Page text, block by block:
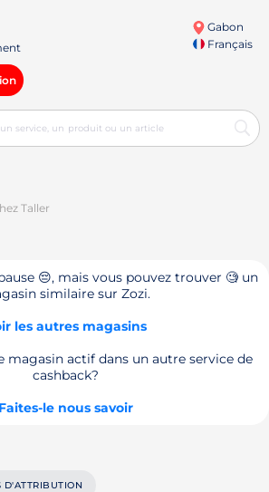
Gabon
Français
Taller
😔, mais vous pouvez trouver 🧐 un
similaire sur Zozi.
les autres magasins
magasin actif dans un autre service de
cashback?
Faites-le nous savoir
D'ATTRIBUTION